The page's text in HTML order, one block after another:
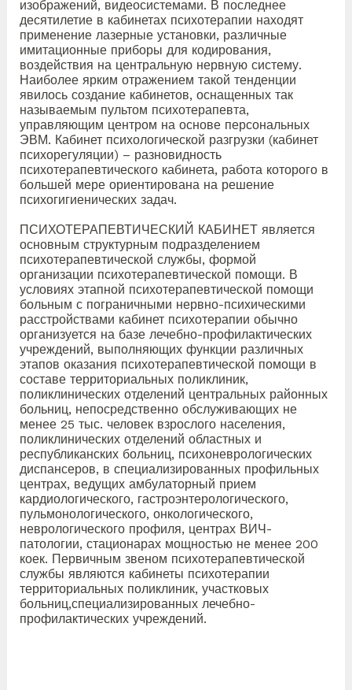
изображений, видеосистемами. В последнее
десятилетие в кабинетах психотерапии находят
применение лазерные установки, различные
имитационные приборы для кодирования,
воздействия на центральную нервную систему.
Наиболее ярким отражением такой тенденции
явилось создание кабинетов, оснащенных так
называемым пультом психотерапевта,
управляющим центром на основе персональных
ЭВМ. Кабинет психологической разгрузки (кабинет
психорегуляции) – разновидность
психотерапевтического кабинета, работа которого в
большей мере ориентирована на решение
психогигиенических задач.
ПСИХОТЕРАПЕВТИЧЕСКИЙ КАБИНЕТ является
основным структурным подразделением
психотерапевтической службы, формой
организации психотерапевтической помощи. В
условиях этапной психотерапевтической помощи
больным с пограничными нервно-психическими
расстройствами кабинет психотерапии обычно
организуется на базе лечебно-профилактических
учреждений, выполняющих функции различных
этапов оказания психотерапевтической помощи в
составе территориальных поликлиник,
поликлинических отделений центральных районных
больниц, непосредственно обслуживающих не
менее 25 тыс. человек взрослого населения,
поликлинических отделений областных и
республиканских больниц, психоневрологических
диспансеров, в специализированных профильных
центрах, ведущих амбулаторный прием
кардиологического, гастроэнтерологического,
пульмонологического, онкологического,
неврологического профиля, центрах ВИЧ-
патологии, стационарах мощностью не менее 200
коек. Первичным звеном психотерапевтической
службы являются кабинеты психотерапии
территориальных поликлиник, участковых
больниц,специализированных лечебно-
профилактических учреждений.